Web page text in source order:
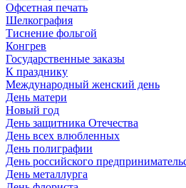
Офсетная печать
Шелкография
Тиснение фольгой
Конгрев
Государственные заказы
К празднику
Международный женский день
День матери
Новый год
День защитника Отечества
День всех влюбленных
День полиграфии
День российского
День металлурга